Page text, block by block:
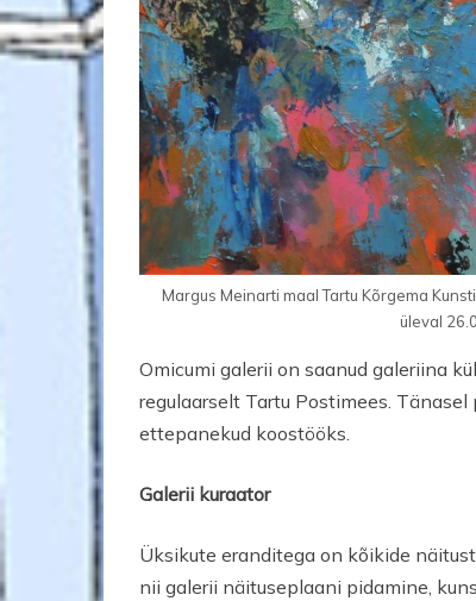
Margus Meinarti maal Tartu Kõrgema
üleval
Omicumi galerii on saanud galeriina
regulaarselt Tartu Postimees.
ettepanekud koostööks.
Galerii kuraator
Üksikute eranditega on kõikide
nii galerii näituseplaani pidamine,